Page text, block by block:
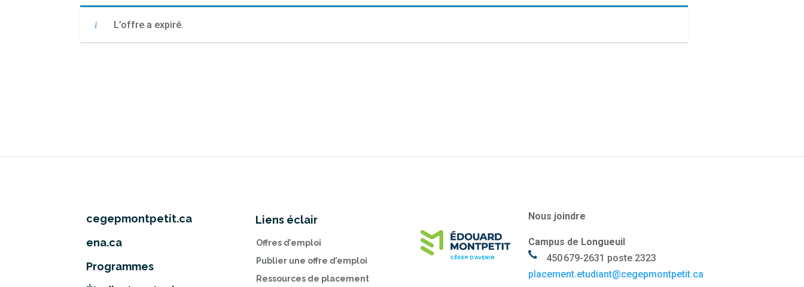
L’offre a expiré.
cegepmontpetit.ca
ena.ca
Programmes
Liens éclair
Offres d’emploi
Publier une offre d’emploi
Ressources de placement
Nous joindre
Campus de Longueuil
450 679-2631 poste 2323
placement.etudiant@cegepmontpetit.ca